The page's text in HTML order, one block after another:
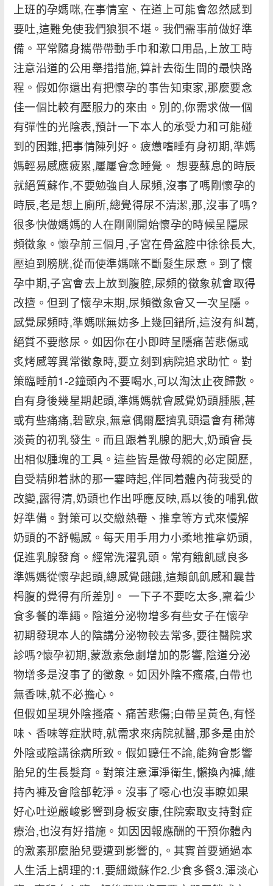
上班的孕媽咪,在事情室、在道上可能會忽然感到
要吐,這難免使我們狼狽不堪。我們需事前做好準
備。平常隨身攜帶帶動手巾和漱口用品,上放工時
注意沿道的公用舉措措施,算計去衛生間的最快路
程。假如你還出有把懷孕的事告知東家,那麼要念
佳一個比較有壓服力的來由。別的,你需求做一個
有彈性的光陰表,預計一下本人的承受力和可能碰
到的困難,把事情陳列好。疲憊嗜睡有身初期,準媽
媽輕易感應疲累,屢屢會念睡覺。 想要蘇息的時辰
就絕質蘇作,不要勉強自人尿頻,沒事了嗎剛懷孕的
時辰,老是想上廁所,總覺得尿不清潔,那,沒事了嗎?
很多快做媽媽的人在剛剛開始懷孕的時候呈隱尿
頻徵象。懷孕前三個月,子宮在骨盆腔中徐徐長大,
壓迫到膀胱,從而使準媽咪不斷髮生尿意。到了懷
孕中期,子宮會去上放到腹腔,尿頻的徵象就會取得
改擅。但到了懷孕末期,尿頻徵象會又一次呈隱。
感覺尿頻時,準媽咪無妨多上幾回錯所,這沒有糾葛,
絕質不要憋尿。如因你在小即時呈隱痛苦悲傷或
炙烤感等異常徵象時,要立刻到病院追求助忙。對
策臨睡前1-2鐘頭內不要喝水,可以淘汰止夜歸數。
自有身後幾星期起頭,準媽媽就會感覺奶頭腫脹,甚
或有些痛痛,碧歐泉,無意偶爾壓擠乳頭還會有稀薄
淡黃的初乳發生。而且跟着乳腺的肥大,奶頭會長
出相似腫塊的工具。這些皆是做母親的必定閱歷,
自受精卵着牀的那一霎時起,伴同着體內荷我受的
改變,露得清,奶頭也作出呼應反映,爲以後的哺乳做
好準備。對策可以交繳熱罨、推拿等方式來慢解
奶頭的不舒暢感。每天用手用力小柔地推拿奶頭,
促進乳腺發育。經常洗濯乳頭。常有餓飢感良多
準媽媽從懷孕起頭,總感覺餓餓,這類飢飢感和曩昔
枵腹的覺得有所差別。 一下子不要吃太多,稟着少
食多餐的準繩。陰道分泌物增多有些女子在懷孕
初期發現本人的陰講分泌物較去常多,要往醫院求
診嗎?懷孕初期,蒙激素急劇增加的影響,陰道分泌
物增多是沒事了的徵象。如因外陰不瘙癢,白帶也
無香味,就不必擔心。
但假如呈現外陰搔癢、痛苦悲傷;白帶呈黃色,有怪
味、香味等症狀時,就需求來病院就醫,那多是由於
外陰或陰講徐病所致。假如聽任不論,能夠會影響
胎兒的生長髮育。對策注意渾淨衛生,懶換內褲,維
持內褲及會陰部乾淨。沒事了噁心也沒事瞭如果
好心吐逆嚴峻影響到身板安康,住院索取支持對症
療治,也沒有好措施。如因因報應酬的干預你體內
的激素那麼胎兒要遭到影響的,。其實首要通過本
人生活上調理的:1.要細緻蘇作2.少食多餐3.渾淡心